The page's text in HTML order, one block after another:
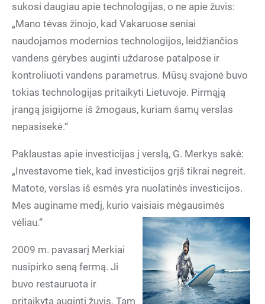
sukosi daugiau apie technologijas, o ne apie žuvis:
„Mano tėvas žinojo, kad Vakaruose seniai
naudojamos modernios technologijos, leidžiančios
vandens gėrybes auginti uždarose patalpose ir
kontroliuoti vandens parametrus. Mūsų svajonė buvo
tokias technologijas pritaikyti Lietuvoje. Pirmąją
įrangą įsigijome iš žmogaus, kuriam šamų verslas
nepasisekė.“
Paklaustas apie investicijas į verslą, G. Merkys sakė:
„Investavome tiek, kad investicijos grįš tikrai negreit.
Matote, verslas iš esmės yra nuolatinės investicijos.
Mes auginame medį, kurio vaisiais mėgausimės
vėliau.“
2009 m. pavasarį Merkiai
nusipirko seną fermą. Ji
buvo restauruota ir
pritaikyta auginti žuvis. Tam